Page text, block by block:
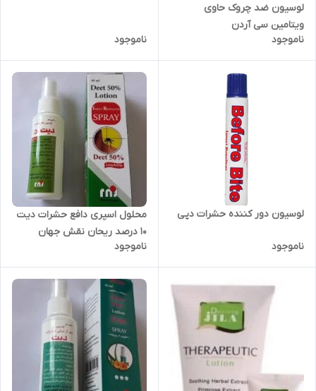
لوسیون ضد چروک حاوی
ویتامین سی آردن
ناموجود
ناموجود
لوسیون دور کننده حشرات دپی
ناموجود
محلول اسپری دافع حشرات دیت
10 درصد ریحان نقش جهان
ناموجود